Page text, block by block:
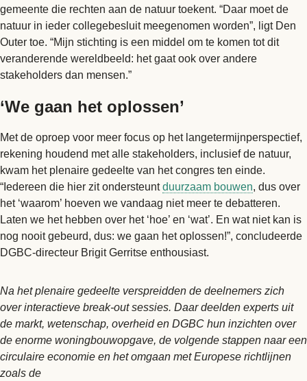
gemeente die rechten aan de natuur toekent. “Daar moet de
natuur in ieder collegebesluit meegenomen worden”, ligt Den
Outer toe. “Mijn stichting is een middel om te komen tot dit
veranderende wereldbeeld: het gaat ook over andere
stakeholders dan mensen.”
‘We gaan het oplossen’
Met de oproep voor meer focus op het langetermijnperspectief,
rekening houdend met alle stakeholders, inclusief de natuur,
kwam het plenaire gedeelte van het congres ten einde.
“Iedereen die hier zit ondersteuntduurzaam bouwen, dus over
het ‘waarom’ hoeven we vandaag niet meer te debatteren.
Laten we het hebben over het ‘hoe’ en ‘wat’. En wat niet kan is
nog nooit gebeurd, dus: we gaan het oplossen!”, concludeerde
DGBC-directeur Brigit Gerritse enthousiast.
Na het plenaire gedeelte verspreidden de deelnemers zich
over interactieve break-out sessies. Daar deelden experts uit
de markt, wetenschap, overheid en DGBC hun inzichten over
de enorme woningbouwopgave, de volgende stappen naar een
circulaire economie en het omgaan met Europese richtlijnen
zoals de